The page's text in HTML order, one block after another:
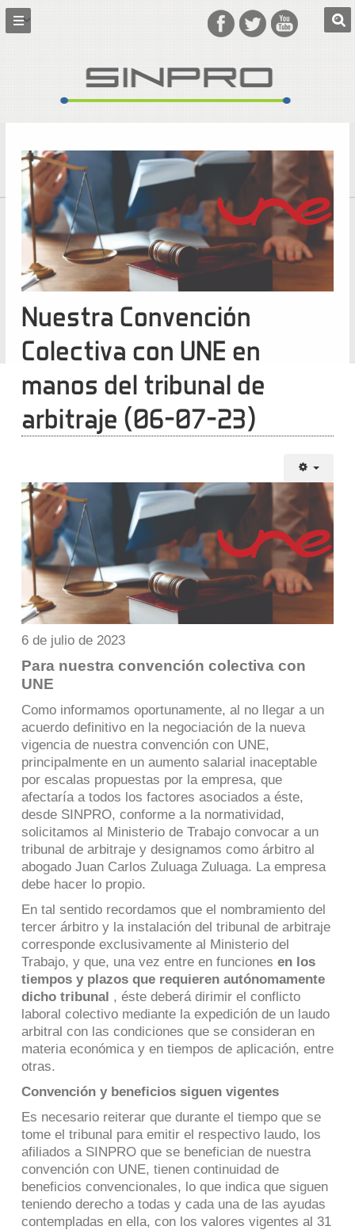
Nuestra Convención
Colectiva con UNE en
manos del tribunal de
arbitraje (06-07-23)
6 de julio de 2023
Para nuestra convención colectiva con
UNE
Como informamos oportunamente, al no llegar a un
acuerdo definitivo en la negociación de la nueva
vigencia de nuestra convención con UNE,
principalmente en un aumento salarial inaceptable
por escalas propuestas por la empresa, que
afectaría a todos los factores asociados a éste,
desde SINPRO, conforme a la normatividad,
solicitamos al Ministerio de Trabajo convocar a un
tribunal de arbitraje y designamos como árbitro al
abogado Juan Carlos Zuluaga Zuluaga. La empresa
debe hacer lo propio.
En tal sentido recordamos que el nombramiento del
tercer árbitro y la instalación del tribunal de arbitraje
corresponde exclusivamente al Ministerio del
Trabajo, y que, una vez entre en funciones en los
tiempos y plazos que requieren autónomamente
dicho tribunal , éste deberá dirimir el conflicto
laboral colectivo mediante la expedición de un laudo
arbitral con las condiciones que se consideran en
materia económica y en tiempos de aplicación, entre
otras.
Convención y beneficios siguen vigentes
Es necesario reiterar que durante el tiempo que se
tome el tribunal para emitir el respectivo laudo, los
afiliados a SINPRO que se benefician de nuestra
convención con UNE, tienen continuidad de
beneficios convencionales, lo que indica que siguen
teniendo derecho a todas y cada una de las ayudas
contempladas en ella, con los valores vigentes al 31